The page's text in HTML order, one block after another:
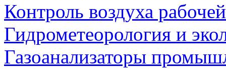
Контроль воздуха
Гидрометеорология и
Газоанализаторы